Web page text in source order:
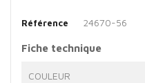
Référence 24670-56
Fiche technique
COULEUR